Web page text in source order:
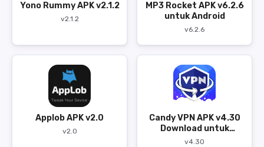
Yono Rummy APK v2.1.2
v2.1.2
MP3 Rocket APK v6.2.6
untuk Android
v6.2.6
Applob APK v2.0
v2.0
Candy VPN APK v4.30
Download untuk
Android
v4.30